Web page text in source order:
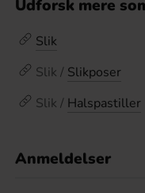
Udforsk mere
Slik
Slik / Slikposer
Slik / Halspastiller
Anmeldelser